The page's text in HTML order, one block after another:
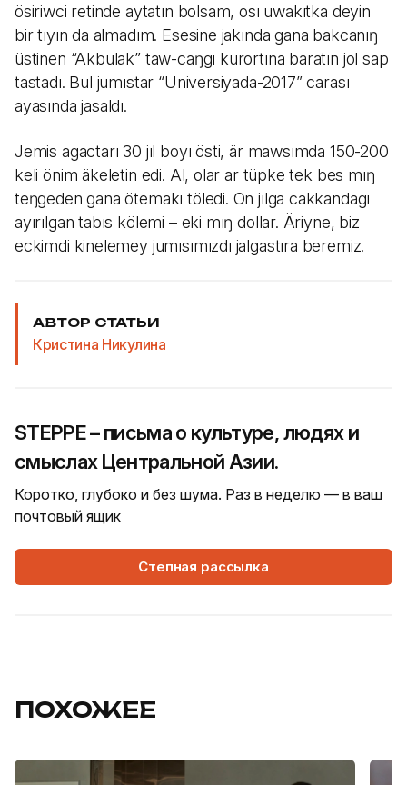
ösiriwci retinde aytatın bolsam, osı uwakıtka deyin
bir tıyın da almadım. Esesine jakında gana bakcanıŋ
üstinen “Akbulak” taw-caŋgı kurortına baratın jol sap
tastadı. Bul jumıstar “Universiyada-2017” carası
ayasında jasaldı.
Jemis agactarı 30 jıl boyı östi, är mawsımda 150-200
keli önim äkeletin edi. Al, olar ar tüpke tek bes mıŋ
teŋgeden gana ötemakı töledi. On jılga cakkandagı
ayırılgan tabıs kölemi – eki mıŋ dollar. Äriyne, biz
eckimdi kinelemey jumısımızdı jalgastıra beremiz.
АВТОР СТАТЬИ
Кристина Никулина
STEPPE – письма о культуре, людях и
смыслах Центральной Азии.
Коротко, глубоко и без шума. Раз в неделю — в ваш
почтовый ящик
Степная рассылка
ПОХОЖЕЕ